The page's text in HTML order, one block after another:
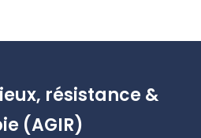
résistance &
(AGIR)